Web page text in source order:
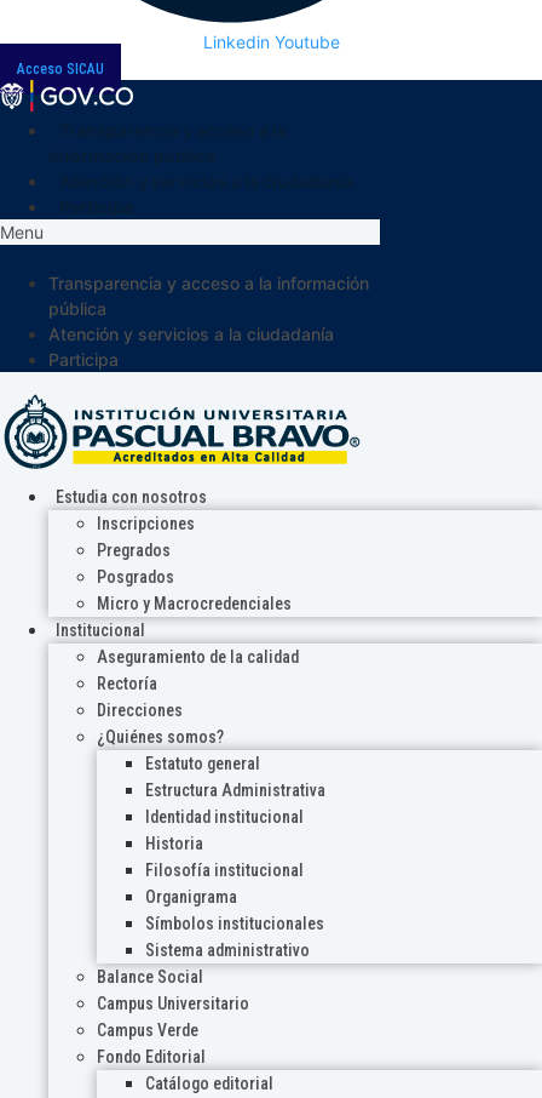
Linkedin Youtube
Acceso SICAU
Menu
Transparencia y acceso a la información
pública
Atención y servicios a la ciudadanía
Participa
Estudia con nosotros
Inscripciones
Pregrados
Posgrados
Micro y Macrocredenciales
Institucional
Aseguramiento de la calidad
Rectoría
Direcciones
¿Quiénes somos?
Estatuto general
Estructura Administrativa
Identidad institucional
Historia
Filosofía institucional
Organigrama
Símbolos institucionales
Sistema administrativo
Balance Social
Campus Universitario
Campus Verde
Fondo Editorial
Catálogo editorial